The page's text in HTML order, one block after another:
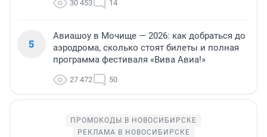
30 453 14
5
Авиашоу в Мочище — 2026: как добраться до
аэродрома, сколько стоят билеты и полная
программа фестиваля «Вива Авиа!»
27 472 50
ПРОМОКОДЫ В НОВОСИБИРСКЕ
РЕКЛАМА В НОВОСИБИРСКЕ